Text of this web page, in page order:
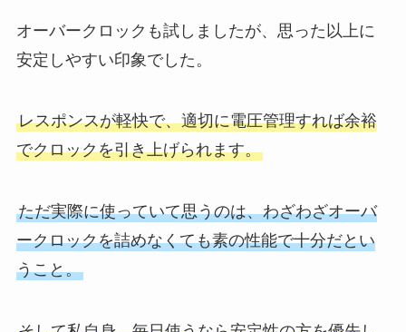
オーバークロックも試しましたが、思った以上に
安定しやすい印象でした。
レスポンスが軽快で、適切に電圧管理すれば余裕
でクロックを引き上げられます。
ただ実際に使っていて思うのは、わざわざオーバ
ークロックを詰めなくても素の性能で十分だとい
うこと。